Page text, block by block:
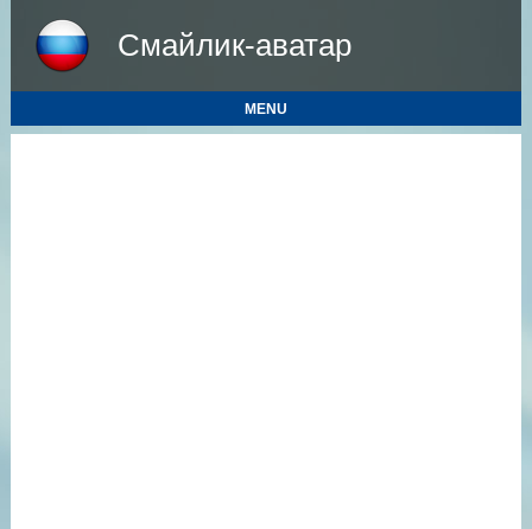
Смайлик-аватар
MENU